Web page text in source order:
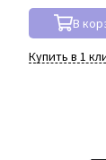
В
Купить в 1